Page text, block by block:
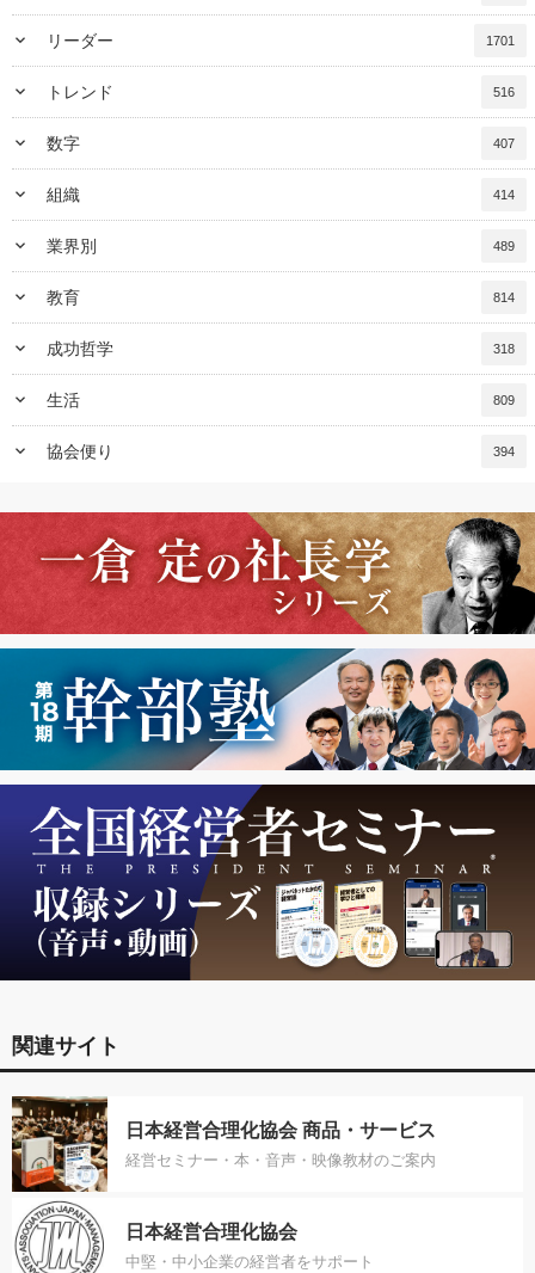
keyboard_arrow_down リーダー 1701
keyboard_arrow_down トレンド 516
keyboard_arrow_down 数字 407
keyboard_arrow_down 組織 414
keyboard_arrow_down 業界別 489
keyboard_arrow_down 教育 814
keyboard_arrow_down 成功哲学 318
keyboard_arrow_down 生活 809
keyboard_arrow_down 協会便り 394
関連サイト
日本経営合理化協会 商品・サービス
経営セミナー・本・音声・映像教材のご案内
日本経営合理化協会
中堅・中小企業の経営者をサポート